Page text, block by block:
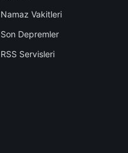
Namaz Vakitleri
Son Depremler
RSS Servisleri